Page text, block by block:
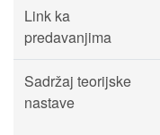
Link ka
predavanjima
Sadržaj teorijske
nastave